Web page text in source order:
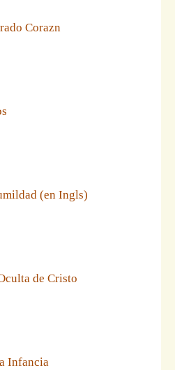
Corazn
(en Ingls)
de Cristo
Infancia